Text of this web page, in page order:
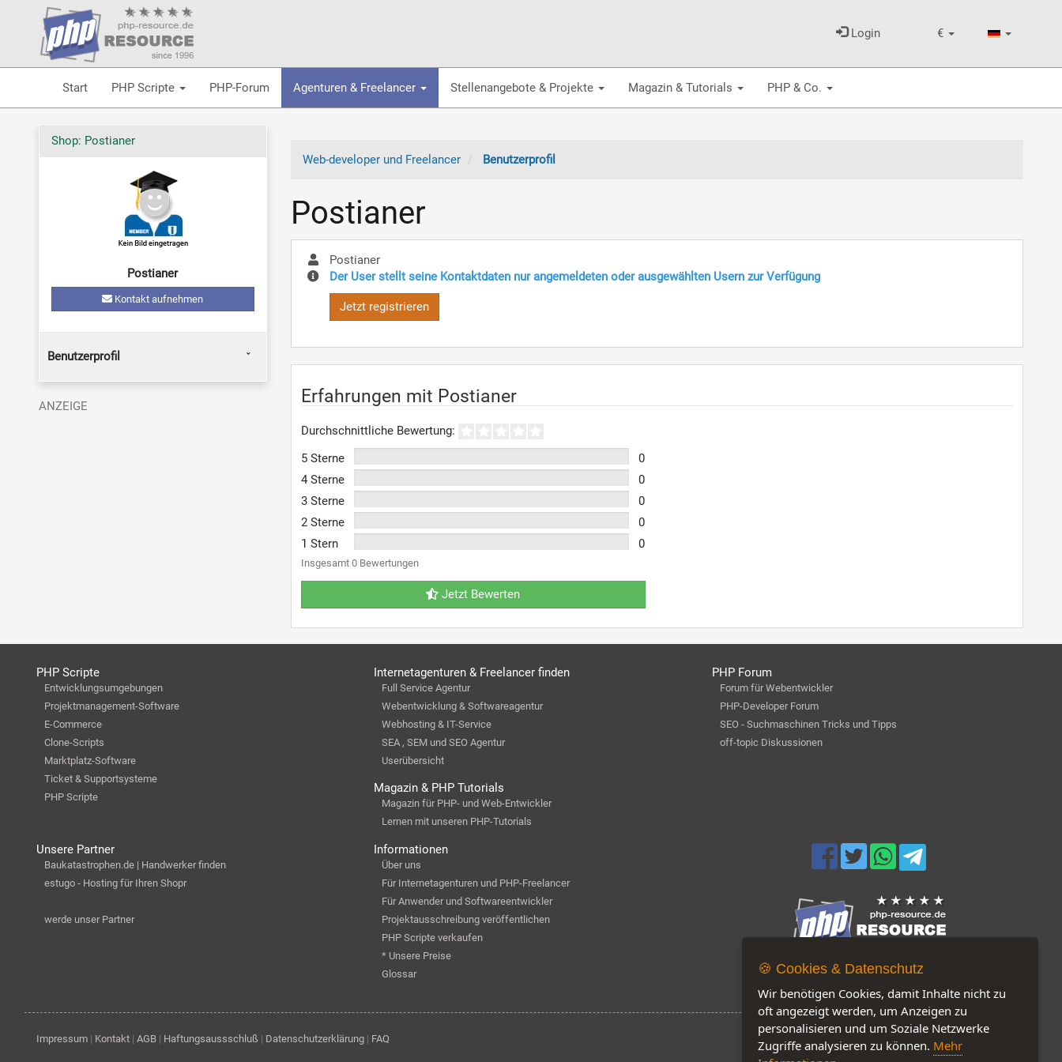
€
Login
Start PHP Scripte PHP-Forum Agenturen & Freelancer Stellenangebote & Projekte Magazin & Tutorials PHP & Co.
Web-developer und Freelancer Benutzerprofil
Postianer
Postianer
Der User stellt seine Kontaktdaten nur angemeldeten oder ausgewählten Usern zur Verfügung
Jetzt registrieren
Erfahrungen mit Postianer
Durchschnittliche Bewertung:
5 Sterne
0
4 Sterne
0
3 Sterne
0
2 Sterne
0
1 Stern
0
Insgesamt 0 Bewertungen
Jetzt Bewerten
Shop: Postianer
Postianer
Kontakt aufnehmen
Benutzerprofil
PHP Scripte
Entwicklungsumgebungen
Projektmanagement-Software
E-Commerce
Clone-Scripts
Marktplatz-Software
Ticket & Supportsysteme
PHP Scripte
Internetagenturen & Freelancer finden
Full Service Agentur
Webentwicklung & Softwareagentur
Webhosting & IT-Service
SEA , SEM und SEO Agentur
Userübersicht
Magazin & PHP Tutorials
Magazin für PHP- und Web-Entwickler
Lernen mit unseren PHP-Tutorials
PHP Forum
Forum für Webentwickler
PHP-Developer Forum
SEO - Suchmaschinen Tricks und Tipps
off-topic Diskussionen
Unsere Partner
Baukatastrophen.de | Handwerker finden
estugo - Hosting für Ihren Shopr
werde unser Partner
Informationen
Über uns
Für Internetagenturen und PHP-Freelancer
Für Anwender und Softwareentwickler
Projektausschreibung veröffentlichen
PHP Scripte verkaufen
* Unsere Preise
Glossar
Jetzt auf unserer Seite: 392
Impressum| Kontakt| AGB| Haftungsaussschluß | Datenschutzerklärung| FAQ
🍪 Cookies & Datenschutz
Wir benötigen Cookies, damit Inhalte nicht zu
oft angezeigt werden, um Anzeigen zu
personalisieren und um Soziale Netzwerke
Zugriffe analysieren zu können. Mehr